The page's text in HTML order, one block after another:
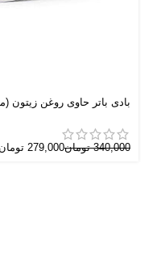
بادی باتر حاوی روغن
340,000 تومان279,000 تومان